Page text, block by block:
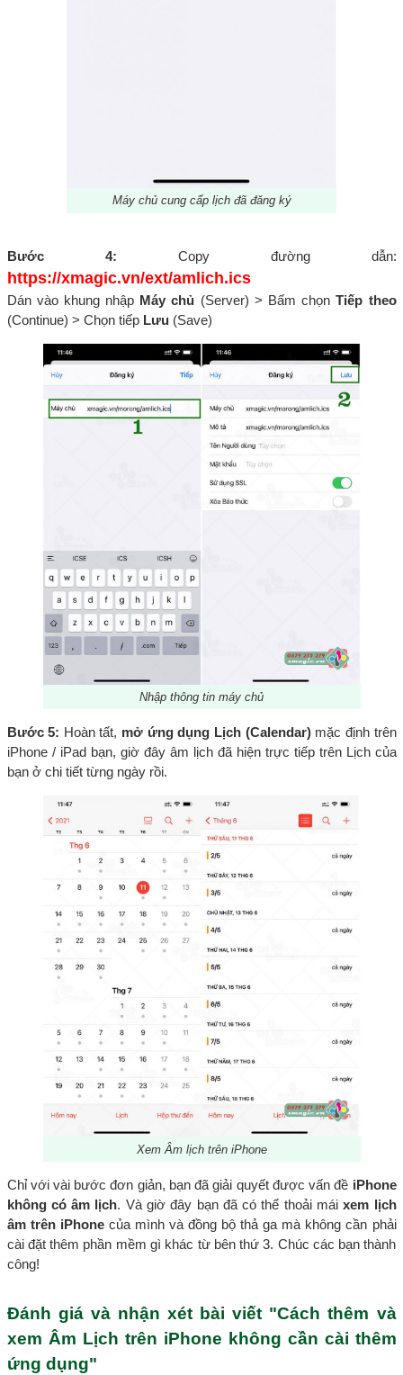
Máy chủ cung cấp lịch đã đăng ký
Bước 4: Copy đường dẫn:
https://xmagic.vn/ext/amlich.ics
Dán vào khung nhập Máy chủ (Server) > Bấm chọnTiếp theo
(Continue) > Chọn tiếp Lưu (Save)
Nhập thông tin máy chủ
Bước 5: Hoàn tất, mở ứng dụng Lịch (Calendar)mặc định trên
iPhone / iPad bạn, giờ đây âm lịch đã hiện trực tiếp trên Lịch của
bạn ở chi tiết từng ngày rồi.
Xem Âm lịch trên iPhone
Chỉ với vài bước đơn giản, bạn đã giải quyết được vấn đề iPhone
không có âm lịch. Và giờ đây bạn đã có thể thoải máixem lịch
âm trên iPhonecủa mình và đồng bộ thả ga mà không cần phải
cài đặt thêm phần mềm gì khác từ bên thứ 3. Chúc các bạn thành
công!
Đánh giá và nhận xét bài viết "Cách thêm và
xem Âm Lịch trên iPhone không cần cài thêm
ứng dụng"